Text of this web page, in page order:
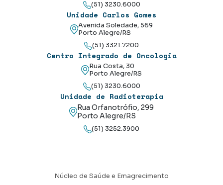
(51) 3230.6000
Unidade Carlos Gomes
Avenida Soledade, 569
Porto Alegre/RS
(51) 3321.7200
Centro Integrado de Oncologia
Rua Costa, 30
Porto Alegre/RS
(51) 3230.6000
Unidade de Radioterapia
Rua Orfanotrófio, 299
Porto Alegre/RS
(51) 3252.3900
Núcleo de Saúde e Emagrecimento